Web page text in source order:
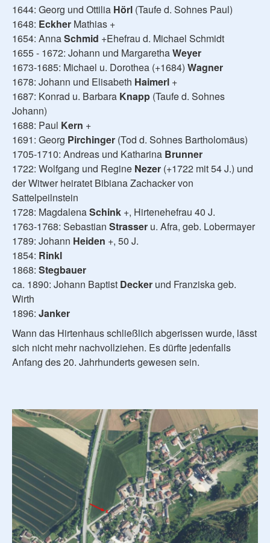
1644: Georg und Ottilia Hörl (Taufe d. Sohnes Paul)
1648: Eckher Mathias +
1654: AnnaSchmid +Ehefrau d. Michael Schmidt
1655 - 1672: Johann und MargarethaWeyer
1673-1685: Michael u. Dorothea (+1684) Wagner
1678: Johann und Elisabeth Haimerl +
1687: Konrad u. Barbara Knapp (Taufe d. Sohnes
Johann)
1688: Paul Kern +
1691: Georg Pirchinger (Tod d. Sohnes Bartholomäus)
1705-1710: Andreas und Katharina Brunner
1722: Wolfgang und Regine Nezer (+1722 mit 54 J.) und
der Witwer heiratet Bibiana Zachacker von
Sattelpeilnstein
1728: MagdalenaSchink +, Hirtenehefrau 40 J.
1763-1768: Sebastian Strasser u. Afra, geb. Lobermayer
1789: Johann Heiden +, 50 J.
1854: Rinkl
1868: Stegbauer
ca. 1890: Johann Baptist Decker und Franziska geb.
Wirth
1896: Janker
Wann das Hirtenhaus schließlich abgerissen wurde, lässt
sich nicht mehr nachvollziehen. Es dürfte jedenfalls
Anfang des 20. Jahrhunderts gewesen sein.